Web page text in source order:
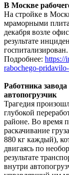
В Москве
На стройке в
мраморными
декабря возле
результате
госпитализирован.
Подробнее: https://
rabochego-
Работника
автопогрузчик
Трагедия
глубокой
районе. Во время
раскачивание
880 кг каждый),
двигаясь по
результате
внутри